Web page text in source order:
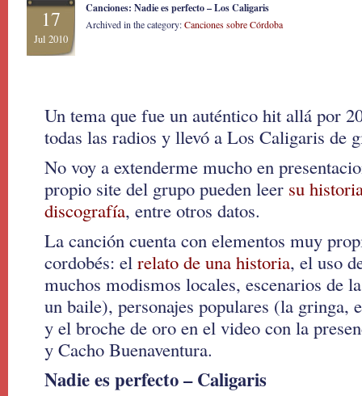
17
Jul 2010
Canciones: Nadie es perfecto – Los Caligaris
Archived in the category:Canciones sobre Córdoba
Un tema que fue un auténtico hit allá por
todas las radios y llevó a Los Caligaris de
No voy a extenderme mucho en
propio site del grupo pueden leer su
discografía, entre otros datos.
La canción cuenta con elementos muy
cordobés: el relato de una historia, el uso
muchos modismos locales, escenarios de
un baile), personajes populares (la gringa,
y el broche de oro en el video con la
y Cacho Buenaventura.
Nadie es perfecto – Caligaris